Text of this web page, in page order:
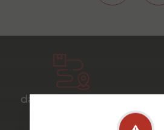
darmowa dostawa